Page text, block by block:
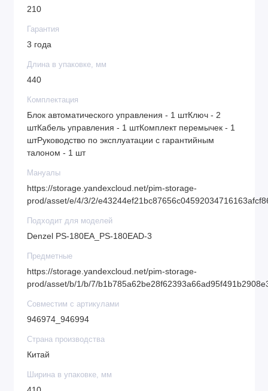
210
Гарантия
3 года
Длина в упаковке, мм
440
Комплектация
Блок автоматического управления - 1 штКлюч - 2
штКабель управления - 1 штКомплект перемычек - 1
штРуководство по эксплуатации с гарантийным
талоном - 1 шт
Мануалы
https://storage.yandexcloud.net/pim-storage-
prod/asset/e/4/3/2/
Подходит для моделей
Denzel PS-180EA_PS-180EAD-3
Предметные
https://storage.yandexcloud.net/pim-storage-
prod/asset/b/1/b/7/
Совместим с артикулами
946974_946994
Страна производства
Китай
Ширина в упаковке, мм